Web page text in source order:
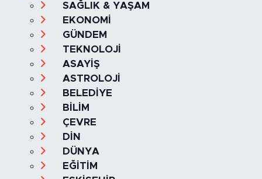
SAĞLIK & YAŞAM
EKONOMİ
GÜNDEM
TEKNOLOJİ
ASAYİŞ
ASTROLOJİ
BELEDİYE
BİLİM
ÇEVRE
DİN
DÜNYA
EĞİTİM